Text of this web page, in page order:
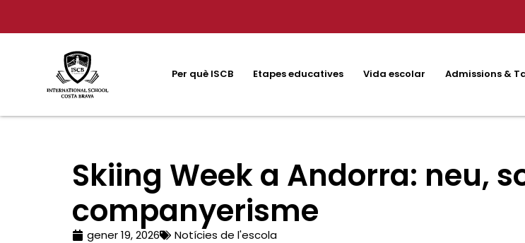
Per què ISCB Etapes educatives Vida escolar Admissions &
Skiing Week a Andorra: neu,
companyerisme
gener 19, 2026 Notícies de l'escola